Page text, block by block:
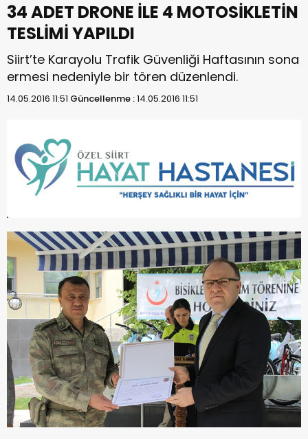
34 ADET DRONE İLE 4 MOTOSİKLETİN
TESLİMİ YAPILDI
Siirt’te Karayolu Trafik Güvenliği Haftasının sona
ermesi nedeniyle bir tören düzenlendi.
14.05.2016 11:51 Güncellenme :14.05.2016 11:51